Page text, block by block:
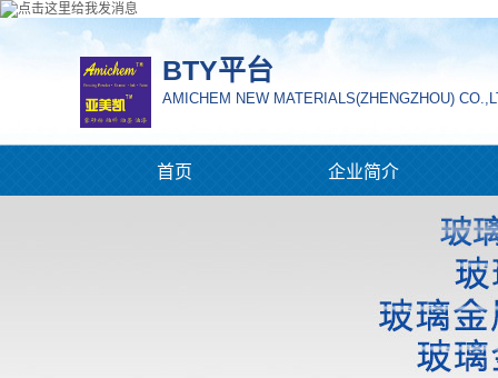
BTY平台
AMICHEM NEW MATERIALS(ZHENGZHOU)
首页 企业简介